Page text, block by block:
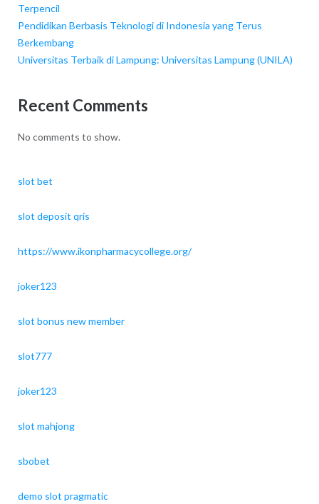
Terpencil
Pendidikan Berbasis Teknologi di Indonesia yang Terus
Berkembang
Universitas Terbaik di Lampung: Universitas Lampung (UNILA)
Recent Comments
No comments to show.
slot bet
slot deposit qris
https://www.ikonpharmacycollege.org/
joker123
slot bonus new member
slot777
joker123
slot mahjong
sbobet
demo slot pragmatic